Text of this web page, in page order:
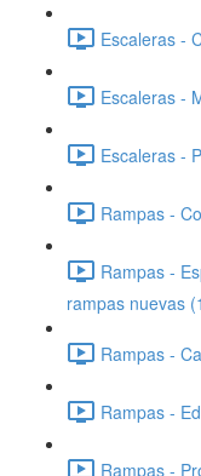
Escaleras -
Escaleras -
Escaleras -
Rampas -
Rampas -
rampas nuevas
Rampas -
Rampas -
Rampas -